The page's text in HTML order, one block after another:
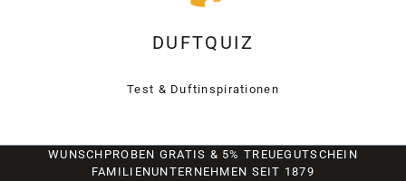
DUFTQUIZ
Test & Duftinspirationen
WUNSCHPROBEN GRATIS & 5% TREUEGUTSCHEIN
FAMILIENUNTERNEHMEN SEIT 1879